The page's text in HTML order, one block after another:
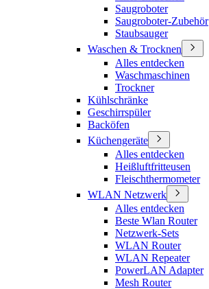
Saugroboter
Saugroboter-Zubehör
Staubsauger
Waschen & Trocknen
Alles entdecken
Waschmaschinen
Trockner
Kühlschränke
Geschirrspüler
Backöfen
Küchengeräte
Alles entdecken
Heißluftfritteusen
Fleischthermometer
WLAN Netzwerk
Alles entdecken
Beste Wlan Router
Netzwerk-Sets
WLAN Router
WLAN Repeater
PowerLAN Adapter
Mesh Router